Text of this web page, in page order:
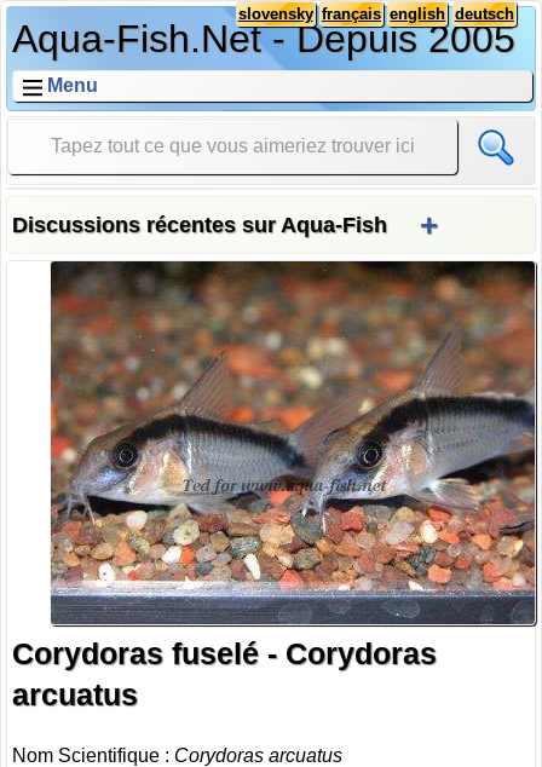
Aqua-Fish.Net - Depuis 2005
deutsch
english
français
slovensky
Menu
Discussions récentes sur Aqua-Fish +
Corydoras fuselé - Corydoras
arcuatus
Nom Scientifique : Corydoras arcuatus